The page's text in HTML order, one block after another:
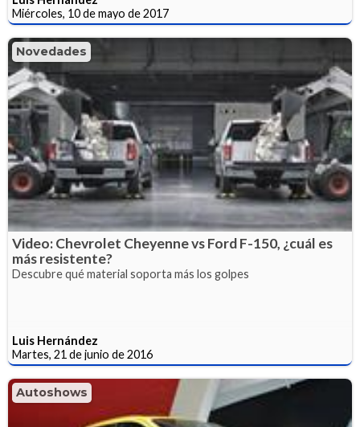
Miércoles, 10 de mayo de 2017
Novedades
Video: Chevrolet Cheyenne vs Ford F-150, ¿cuál es
más resistente?
Descubre qué material soporta más los golpes
Luis Hernández
Martes, 21 de junio de 2016
Autoshows